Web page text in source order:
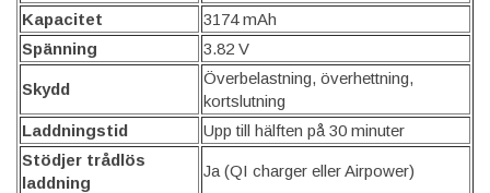
Kapacitet
3174 mAh
Spänning
3.82 V
Skydd
Överbelastning, överhettning,
kortslutning
Laddningstid
Upp till hälften på 30 minuter
Stödjer trådlös
laddning
Ja (QI charger eller Airpower)